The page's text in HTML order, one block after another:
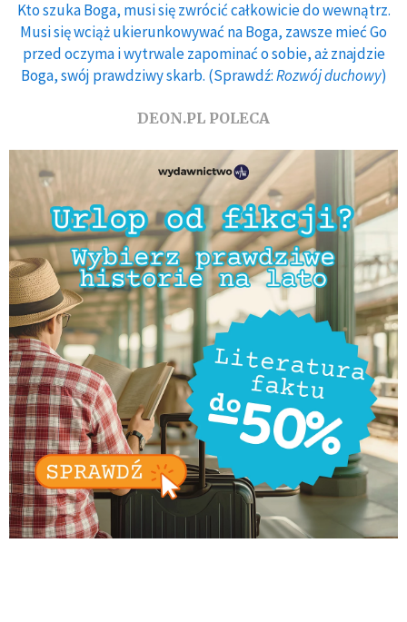
Kto szuka Boga, musi się zwrócić całkowicie do wewnątrz.
Musi się wciąż ukierunkowywać na Boga, zawsze mieć Go
przed oczyma i wytrwale zapominać o sobie, aż znajdzie
Boga, swój prawdziwy skarb. (Sprawdź:Rozwój duchowy)
DEON.PL POLECA